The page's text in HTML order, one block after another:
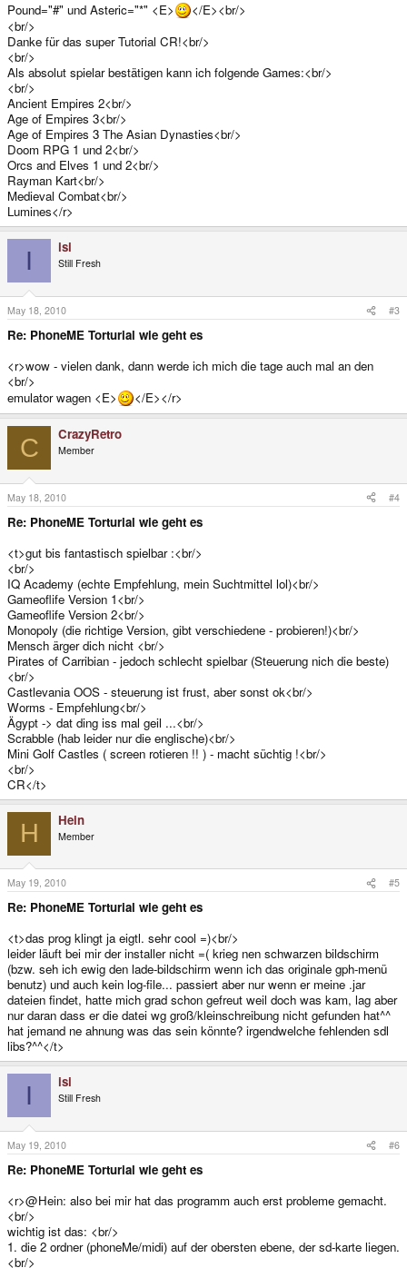
Pound="#" und Asteric="*" <E>
</E><br/>
<br/>
Danke für das super Tutorial CR!<br/>
<br/>
Als absolut spielar bestätigen kann ich folgende Games:<br/>
<br/>
Ancient Empires 2<br/>
Age of Empires 3<br/>
Age of Empires 3 The Asian Dynasties<br/>
Doom RPG 1 und 2<br/>
Orcs and Elves 1 und 2<br/>
Rayman Kart<br/>
Medieval Combat<br/>
Lumines</r>
I isi
Still Fresh
May 18, 2010 #3
Re: PhoneME Torturial wie geht es
<r>wow - vielen dank, dann werde ich mich die tage auch mal an den
<br/>
emulator wagen <E>
</E></r>
C CrazyRetro
Member
May 18, 2010 #4
Re: PhoneME Torturial wie geht es
<t>gut bis fantastisch spielbar :<br/>
<br/>
IQ Academy (echte Empfehlung, mein Suchtmittel lol)<br/>
Gameoflife Version 1<br/>
Gameoflife Version 2<br/>
Monopoly (die richtige Version, gibt verschiedene - probieren!)<br/>
Mensch ärger dich nicht <br/>
Pirates of Carribian - jedoch schlecht spielbar (Steuerung nich die beste)
<br/>
Castlevania OOS - steuerung ist frust, aber sonst ok<br/>
Worms - Empfehlung<br/>
Ägypt -> dat ding iss mal geil ...<br/>
Scrabble (hab leider nur die englische)<br/>
Mini Golf Castles ( screen rotieren !! ) - macht süchtig !<br/>
<br/>
CR</t>
H Hein
Member
May 19, 2010 #5
Re: PhoneME Torturial wie geht es
<t>das prog klingt ja eigtl. sehr cool =)<br/>
leider läuft bei mir der installer nicht =( krieg nen schwarzen bildschirm
(bzw. seh ich ewig den lade-bildschirm wenn ich das originale gph-menü
benutz) und auch kein log-file... passiert aber nur wenn er meine .jar
dateien findet, hatte mich grad schon gefreut weil doch was kam, lag aber
nur daran dass er die datei wg groß/kleinschreibung nicht gefunden hat^^
hat jemand ne ahnung was das sein könnte? irgendwelche fehlenden sdl
libs?^^</t>
I isi
Still Fresh
May 19, 2010 #6
Re: PhoneME Torturial wie geht es
<r>@Hein: also bei mir hat das programm auch erst probleme gemacht.
<br/>
wichtig ist das: <br/>
1. die 2 ordner (phoneMe/midi) auf der obersten ebene, der sd-karte liegen.
<br/>